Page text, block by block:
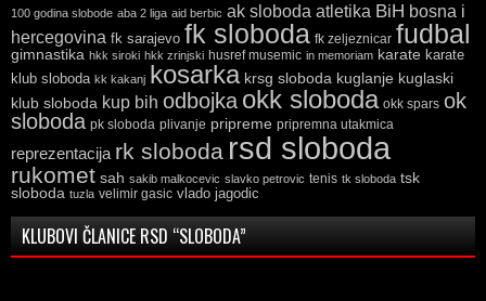
100 godina slobode aba 2 liga aid berbic ak sloboda atletika BiH bosna i
hercegovina fk sarajevo fk sloboda fk zeljeznicar fudbal
gimnastika hkk siroki hkk zrinjski husref musemic in memoriam karate karate
klub sloboda kk kakanj kosarka krsg sloboda kuglanje kuglaski
klub sloboda kup bih odbojka okk sloboda okk spars ok
sloboda pk sloboda plivanje pripreme pripremna utakmica
reprezentacija rk sloboda rsd sloboda
rukomet sah sakib malkocevic slavko petrovic tenis tk sloboda tsk
sloboda tuzla velimir gasic vlado jagodic
KLUBOVI ČLANICE RSD “SLOBODA”